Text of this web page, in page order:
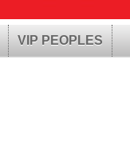
VIP PEOPLES